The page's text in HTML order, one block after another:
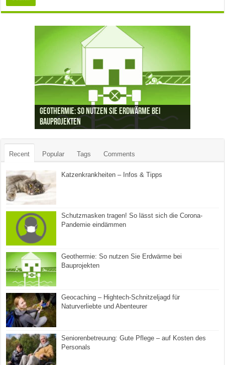
Geothermie: So nutzen Sie Erdwärme bei
Bauprojekten
Recent Popular Tags Comments
Katzenkrankheiten – Infos & Tipps
Schutzmasken tragen! So lässt sich die Corona-
Pandemie eindämmen
Geothermie: So nutzen Sie Erdwärme bei
Bauprojekten
Geocaching – Hightech-Schnitzeljagd für
Naturverliebte und Abenteurer
Seniorenbetreuung: Gute Pflege – auf Kosten des
Personals